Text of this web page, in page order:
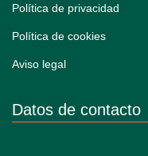
Política de privacidad
Política de cookies
Aviso legal
Datos de contacto